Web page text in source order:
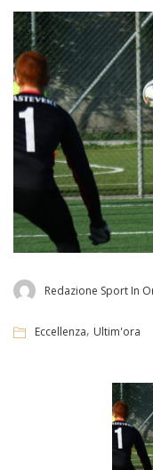
Redazione Sport In
Eccellenza, Ultim'ora